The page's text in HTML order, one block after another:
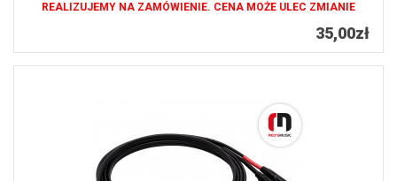
REALIZUJEMY NA ZAMÓWIENIE. CENA MOŻE ULEC ZMIANIE
35,00zł